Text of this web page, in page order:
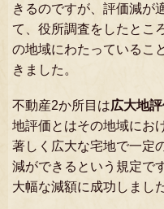
きるのですが、評価減が
て、役所調査をしたとこ
の地域にわたっているこ
きました。
不動産2か所目は広大地
地評価とはその地域にお
著しく広大な宅地で一定
減ができるという規定で
大幅な減額に成功しまし